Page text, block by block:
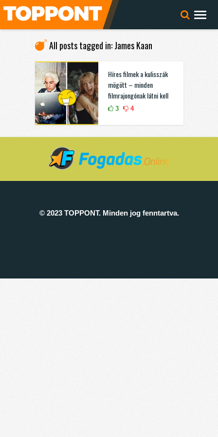
All posts tagged in: James Kaan
Híres filmek a kulisszák
mögött – minden
filmrajongónak látni kell
3 4
© 2023 TOPPONT. Minden jog fenntartva.